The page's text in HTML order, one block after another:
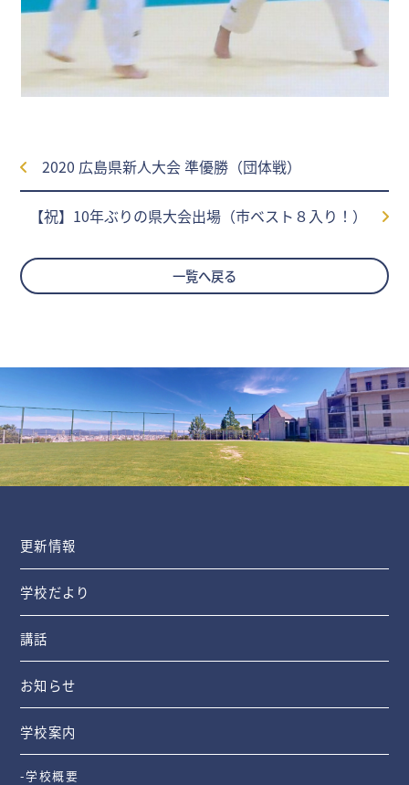
2020 広島県新人大会 準優勝（団体戦）
【祝】10年ぶりの県大会出場（市ベスト８入り！）
一覧へ戻る
更新情報
学校だより
講話
お知らせ
学校案内
-学校概要